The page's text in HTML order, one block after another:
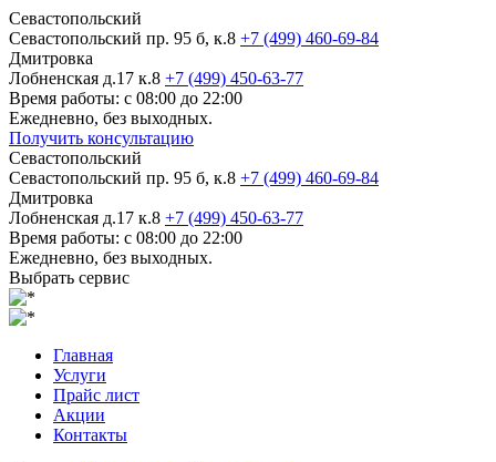
Севастопольский
Севастопольский пр. 95 б, к.8 +7 (499) 460-69-84
Дмитровка
Лобненская д.17 к.8 +7 (499) 450-63-77
Время работы: с 08:00 до 22:00
Ежедневно, без выходных.
Получить консультацию
Севастопольский
Севастопольский пр. 95 б, к.8 +7 (499) 460-69-84
Дмитровка
Лобненская д.17 к.8 +7 (499) 450-63-77
Время работы: с 08:00 до 22:00
Ежедневно, без выходных.
Выбрать сервис
Главная
Услуги
Прайс лист
Акции
Контакты